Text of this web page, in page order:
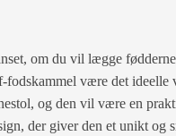
om du vil lægge
fodskammel være det ideelle
og den vil være en
der giver den et unikt og